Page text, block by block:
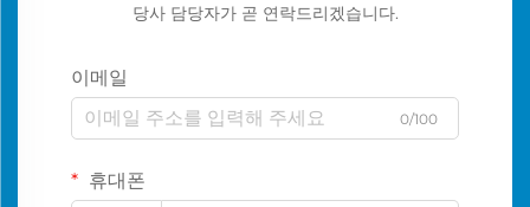
당사 담당자가 곧 연락드리겠습니다.
이메일
0/100
휴대폰